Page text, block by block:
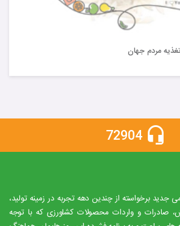
مردم جهان
72904
جدید برخواسته از چندین دهه تجربه در زمینه تولید،
صادرات و واردات محصولات کشاورزی که با توجه